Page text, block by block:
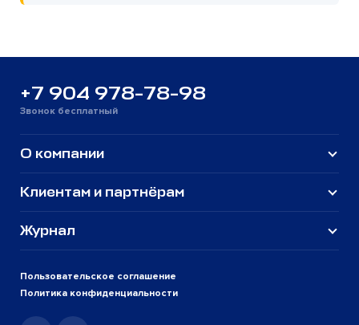
+7 904 978-78-98
Звонок бесплатный
Пользовательское соглашение
Политика конфиденциальности
О компании
Клиентам и партнёрам
Журнал